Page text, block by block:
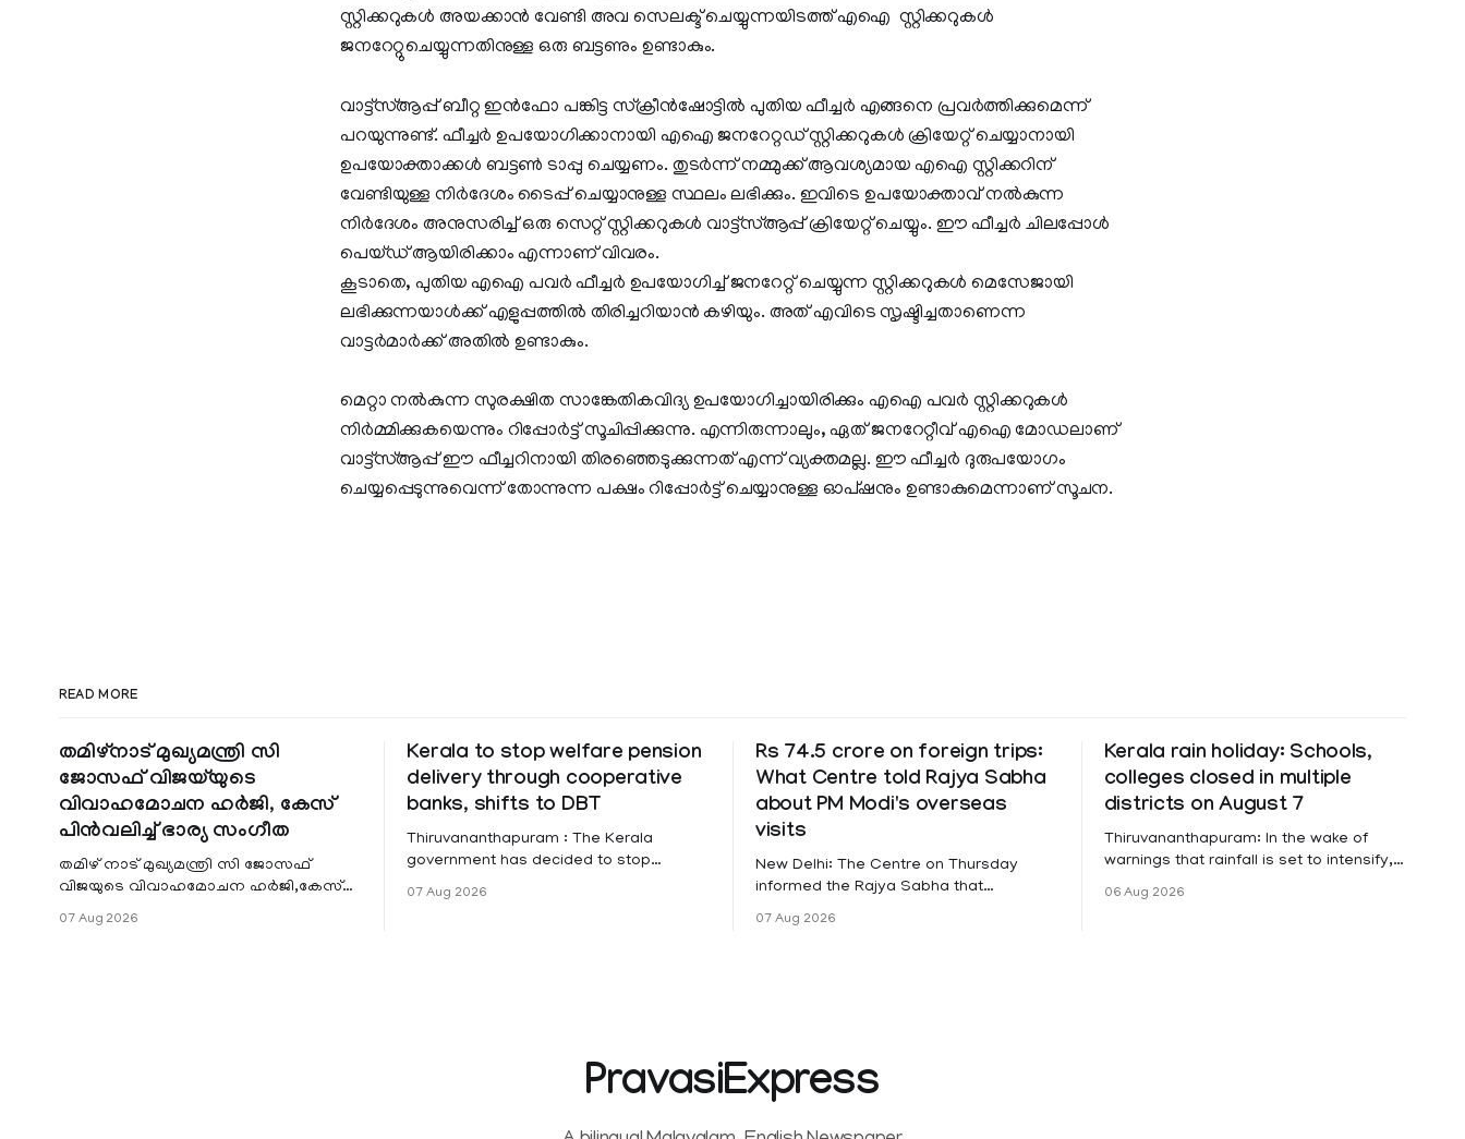
സ്റ്റിക്കറുകള്‍ അയക്കാന്‍ വേണ്ടി അവ സെലക്ട് ചെയ്യുന്നയിടത്ത് എഐ സ്റ്റിക്കറുകൾ
ജനറേറ്റുചെയ്യുന്നതിനുള്ള ഒരു ബട്ടണും ഉണ്ടാകും.
വാട്ട്സ്ആപ്പ് ബീറ്റ ഇന്‍‌ഫോ പങ്കിട്ട സ്‌ക്രീൻഷോട്ടിൽ പുതിയ ഫീച്ചർ എങ്ങനെ പ്രവർത്തിക്കുമെന്ന്
പറയുന്നുണ്ട്. ഫീച്ചർ ഉപയോഗിക്കാനായി എഐ ജനറേറ്റഡ് സ്റ്റിക്കറുകൾ ക്രിയേറ്റ് ചെയ്യാനായി
ഉപയോക്താക്കൾ ബട്ടൺ ടാപ്പു ചെയ്യണം. തുടർന്ന് നമ്മുക്ക് ആവശ്യമായ എഐ സ്റ്റിക്കറിന്
വേണ്ടിയുള്ള നിര്‍ദേശം ടൈപ്പ് ചെയ്യാനുള്ള സ്ഥലം ലഭിക്കും. ഇവിടെ ഉപയോക്താവ് നല്‍കുന്ന
നിര്‍ദേശം അനുസരിച്ച് ഒരു സെറ്റ് സ്റ്റിക്കറുകള്‍ വാട്ട്സ്ആപ്പ് ക്രിയേറ്റ് ചെയ്യും. ഈ ഫീച്ചര്‍ ചിലപ്പോള്‍
പെയ്ഡ് ആയിരിക്കാം എന്നാണ് വിവരം.
കൂടാതെ, പുതിയ എഐ പവർ ഫീച്ചർ ഉപയോഗിച്ച് ജനറേറ്റ് ചെയ്യുന്ന സ്റ്റിക്കറുകൾ മെസേജായി
ലഭിക്കുന്നയാള്‍ക്ക് എളുപ്പത്തിൽ തിരിച്ചറിയാൻ കഴിയും. അത് എവിടെ സൃഷ്ടിച്ചതാണെന്ന
വാട്ടര്‍മാര്‍ക്ക് അതില്‍ ഉണ്ടാകും.
മെറ്റാ നൽകുന്ന സുരക്ഷിത സാങ്കേതികവിദ്യ ഉപയോഗിച്ചായിരിക്കും എഐ പവർ സ്റ്റിക്കറുകൾ
നിർമ്മിക്കുകയെന്നും റിപ്പോർട്ട് സൂചിപ്പിക്കുന്നു. എന്നിരുന്നാലും, ഏത് ജനറേറ്റീവ് എഐ മോഡലാണ്
വാട്ട്സ്ആപ്പ് ഈ ഫീച്ചറിനായി തിരഞ്ഞെടുക്കുന്നത് എന്ന് വ്യക്തമല്ല. ഈ ഫീച്ചർ ദുരുപയോഗം
ചെയ്യപ്പെടുന്നുവെന്ന് തോന്നുന്ന പക്ഷം റിപ്പോർട്ട് ചെയ്യാനുള്ള ഓപ്ഷനും ഉണ്ടാകുമെന്നാണ് സൂചന.
READ MORE
തമിഴ്നാട് മുഖ്യമന്ത്രി സി
ജോസഫ് വിജയ്‌യുടെ
വിവാഹമോചന ഹർജി, കേസ്
പിൻവലിച്ച് ഭാര്യ സംഗീത
തമിഴ് നാട് മുഖ്യമന്ത്രി സി ജോസഫ്
വിജയുടെ വിവാഹമോചന ഹർജി,കേസ്
കുടുംബകോടതിയിലെ കേസാണ്
07 Aug 2026
Kerala to stop welfare pension
delivery through cooperative
banks, shifts to DBT
Thiruvananthapuram : The Kerala
government has decided to stop
pensions through cooperative banks
07 Aug 2026
Rs 74.5 crore on foreign trips:
What Centre told Rajya Sabha
about PM Modi's overseas
visits
New Delhi: The Centre on Thursday
informed the Rajya Sabha that
Modi's foreign visits has crossed ₹74.5
07 Aug 2026
Kerala rain holiday: Schools,
colleges closed in multiple
districts on August 7
Thiruvananthapuram: In the wake of
warnings that rainfall is set to intensify,
Friday for educational institutions across
06 Aug 2026
PravasiExpress